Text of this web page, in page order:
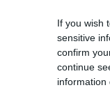
If you wish
sensitive
confirm
continue
information
calciatori a partire dall'1
2026-27 e per le
anche le chiusure